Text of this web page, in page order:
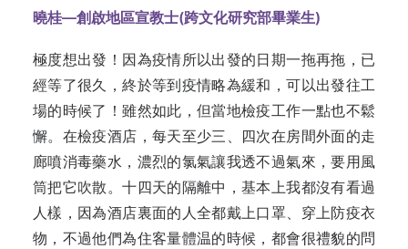
曉桂—創啟地區宣教士(跨文化研究部畢業生)
極度想出發！因為疫情所以出發的日期一拖再拖，已
經等了很久，終於等到疫情略為緩和，可以出發往工
場的時候了！雖然如此，但當地檢疫工作一點也不鬆
懈。在檢疫酒店，每天至少三、四次在房間外面的走
廊噴消毒藥水，濃烈的氯氣讓我透不過氣來，要用風
筒把它吹散。十四天的隔離中，基本上我都沒有看過
人樣，因為酒店裏面的人全都戴上口罩、穿上防疫衣
物，不過他們為住客量體温的時候，都會很禮貌的問